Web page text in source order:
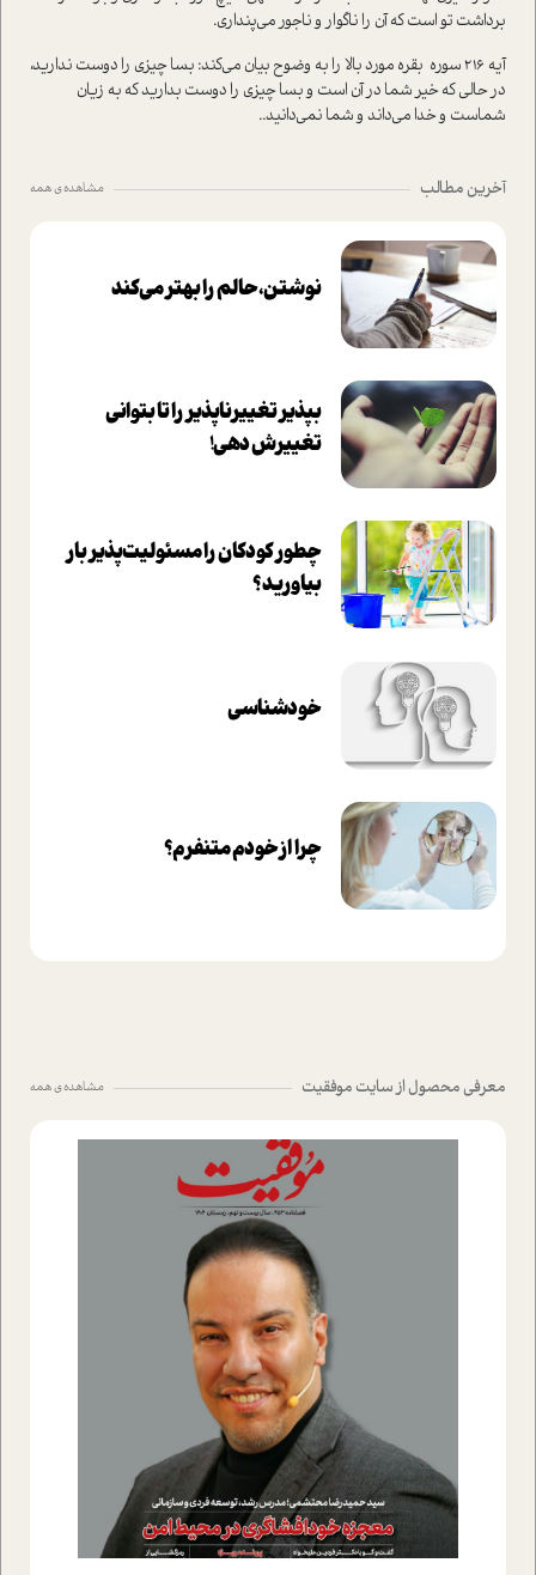
برداشت تو است که آن را ناگوار و ناجور می‌پنداری.
آیه 216 سوره بقره مورد بالا را به وضوح بیان می‌کند: بسا چیزی را دوست ندارید،
در حالی که خیر شما در آن است و بسا چیزی را دوست بدارید که به زیان
شماست و خدا می‌داند و شما نمی‌دانید..
آخرین مطالب مشاهده ی همه
نوشتن، حالم را بهتر می‌کند
بپذير تغييرناپذير را تا بتواني
تغييرش دهي!‏
چطور کودکان را مسئولیت‌پذیر بار
بیاورید؟
خودشناسی
چرا از خودم متنفرم؟
معرفی محصول از سایت موفقیت مشاهده ی همه